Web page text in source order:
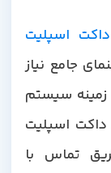
اسپلیت
جامع نیاز
سیستم
اسپلیت
از طریق تماس با